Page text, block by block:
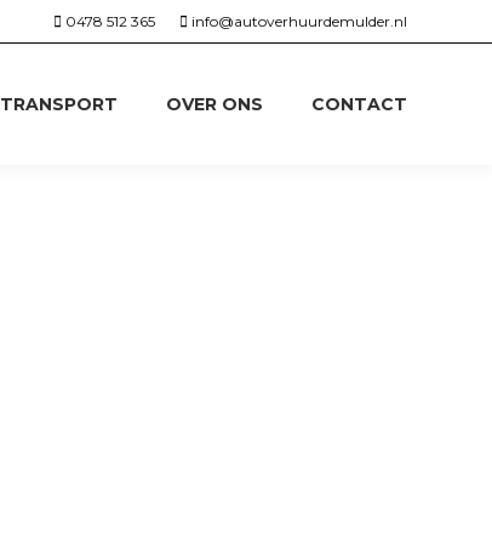
0478 512 365 info@autoverhuurdemulder.nl
TRANSPORT OVER ONS CONTACT